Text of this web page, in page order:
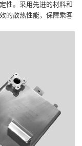
性。采用先进的材料和
的散热性能，保障乘客